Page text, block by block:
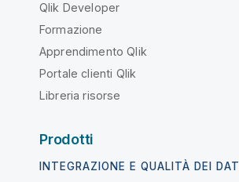
Qlik Developer
Formazione
Apprendimento Qlik
Portale clienti Qlik
Libreria risorse
Prodotti
INTEGRAZIONE E QUALITÀ DEI DATI